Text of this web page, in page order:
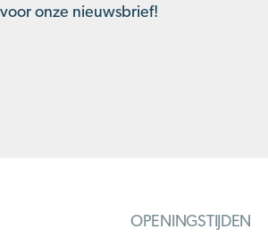
onze nieuwsbrief!
OPENINGSTIJDEN